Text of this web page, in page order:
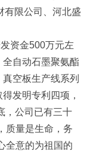
有限公司、河北盛
资金500万元左
自动石墨聚氨酯
空板生产线系列
发明专利四项，
，公司已有三十
质量是生命，务
全意的为祖国的